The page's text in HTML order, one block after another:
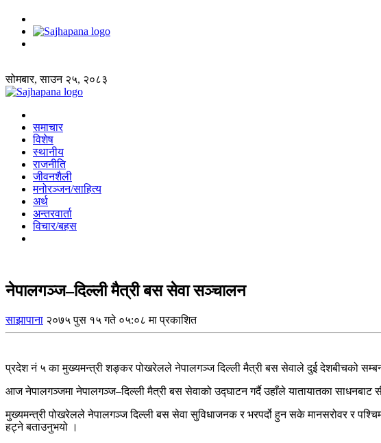
सोमबार, साउन २५, २०८३
समाचार
विशेष
स्थानीय
राजनीति
जीवनशैली
मनोरञ्जन/साहित्य
अर्थ
अन्तरवार्ता
विचार/बहस
नेपालगञ्ज–दिल्ली मैत्री बस सेवा सञ्चालन
साझापाना २०७५ पुस १५ गते ०५:०८ मा प्रकाशित
प्रदेश नं ५ का मुख्यमन्त्री शङ्कर पोखरेलले नेपालगञ्ज दिल्ली मैत्री बस सेवाले दुई देशबीचको
आज नेपालगञ्जमा नेपालगञ्ज–दिल्ली मैत्री बस सेवाको उद्घाटन गर्दै उहाँले यातायातका साधनबाट
मुख्यमन्त्री पोखरेलले नेपालगञ्ज दिल्ली बस सेवा सुविधाजनक र भरपर्दो हुन सके मानसरोवर र
हट्ने बताउनुभयो ।